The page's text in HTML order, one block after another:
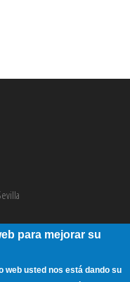
para mejorar su
web usted nos está dando su